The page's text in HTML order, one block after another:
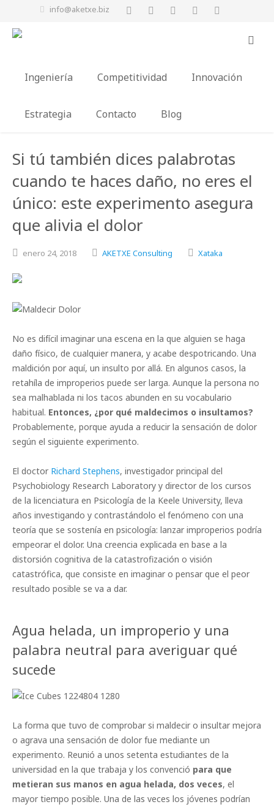
info@aketxe.biz
Ingeniería Competitividad Innovación
Estrategia Contacto Blog
Si tú también dices palabrotas
cuando te haces daño, no eres el
único: este experimento asegura
que alivia el dolor
enero 24, 2018 AKETXE Consulting Xataka
No es difícil imaginar una escena en la que alguien se haga
daño físico, de cualquier manera, y acabe despotricando. Una
maldición por aquí, un insulto por allá. En algunos casos, la
retahíla de improperios puede ser larga. Aunque la persona no
sea malhablada ni los tacos abunden en su vocabulario
habitual. Entonces, ¿por qué maldecimos o insultamos?
Probablemente, porque ayuda a reducir la sensación de dolor
según el siguiente experimento.
El doctor Richard Stephens, investigador principal del
Psychobiology Research Laboratory y director de los cursos
de la licenciatura en Psicología de la Keele University, lleva
años investigando y contrastándolo el fenómeno con una
teoría que se sostenía en psicología: lanzar improperios podría
empeorar el dolor. Una creencia explicada en base a la
distorsión cognitiva de la catastrofización o visión
catastrófica, que consiste en imaginar o pensar que el peor
resultado posible se va a dar.
Agua helada, un improperio y una
palabra neutral para averiguar qué
sucede
La forma que tuvo de comprobar si maldecir o insultar mejora
o agrava una sensación de dolor fue mediante un
experimento. Reunió a unos setenta estudiantes de la
universidad en la que trabaja y los convenció para que
metieran sus manos en agua helada, dos veces, el
mayor tiempo posible. Una de las veces los jóvenes podrían